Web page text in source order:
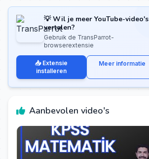
💡 Wil je meer YouTube-video's
vertalen?
Gebruik de TransParrot-
browserextensie
📥 Extensie
installeren
Meer informatie
Aanbevolen video's